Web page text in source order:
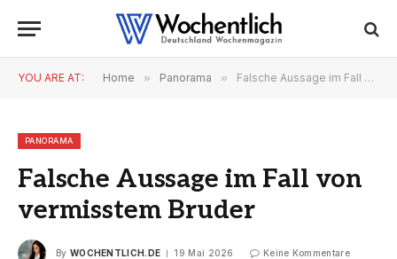
YOU ARE AT: Home » Panorama » Falsche Aussage im Fall von vermisstem Bruder
PANORAMA
Falsche Aussage im Fall von
vermisstem Bruder
By WOCHENTLICH.DE 19 Mai 2026 Keine Kommentare